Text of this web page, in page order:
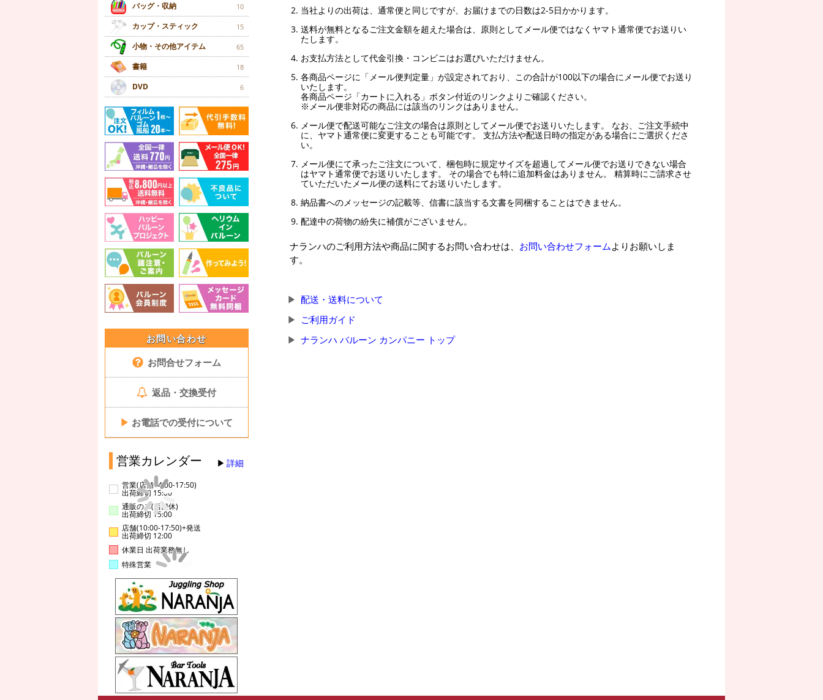
バッグ・収納 10
カップ・スティック 15
小物・その他アイテム 65
書籍 18
DVD 6
お問い合わせ
お問合せフォーム
返品・交換受付
▶ お電話での受付について
営業カレンダー 詳細
営業(店舗14:00-17:50)
出荷締切 15:00
通販のみ(店舗休)
出荷締切 15:00
店舗(10:00-17:50)+発送
出荷締切 12:00
休業日 出荷業務無し
特殊営業
当社よりの出荷は、通常便と同じですが、お届けまでの日数は2-5日かかります。
送料が無料となるご注文金額を超えた場合は、原則としてメール便ではなくヤマト通常便でお送りい
たします。
お支払方法として代金引換・コンビニはお選びいただけません。
各商品ページに「メール便判定量」が設定されており、この合計が100以下の場合にメール便でお送り
いたします。
各商品ページ「カートに入れる」ボタン付近のリンクよりご確認ください。
※メール便非対応の商品には該当のリンクはありません。
メール便で配送可能なご注文の場合は原則としてメール便でお送りいたします。 なお、ご注文手続中
に、ヤマト通常便に変更することも可能です。 支払方法や配送日時の指定がある場合にご選択くださ
い。
メール便にて承ったご注文について、梱包時に規定サイズを超過してメール便でお送りできない場合
はヤマト通常便でお送りいたします。 その場合でも特に追加料金はありません。 精算時にご請求させ
ていただいたメール便の送料にてお送りいたします。
納品書へのメッセージの記載等、信書に該当する文書を同梱することはできません。
配達中の荷物の紛失に補償がございません。
ナランハのご利用方法や商品に関するお問い合わせは、 お問い合わせフォームよりお願いしま
す。
配送・送料について
ご利用ガイド
ナランハ バルーン カンパニー トップ